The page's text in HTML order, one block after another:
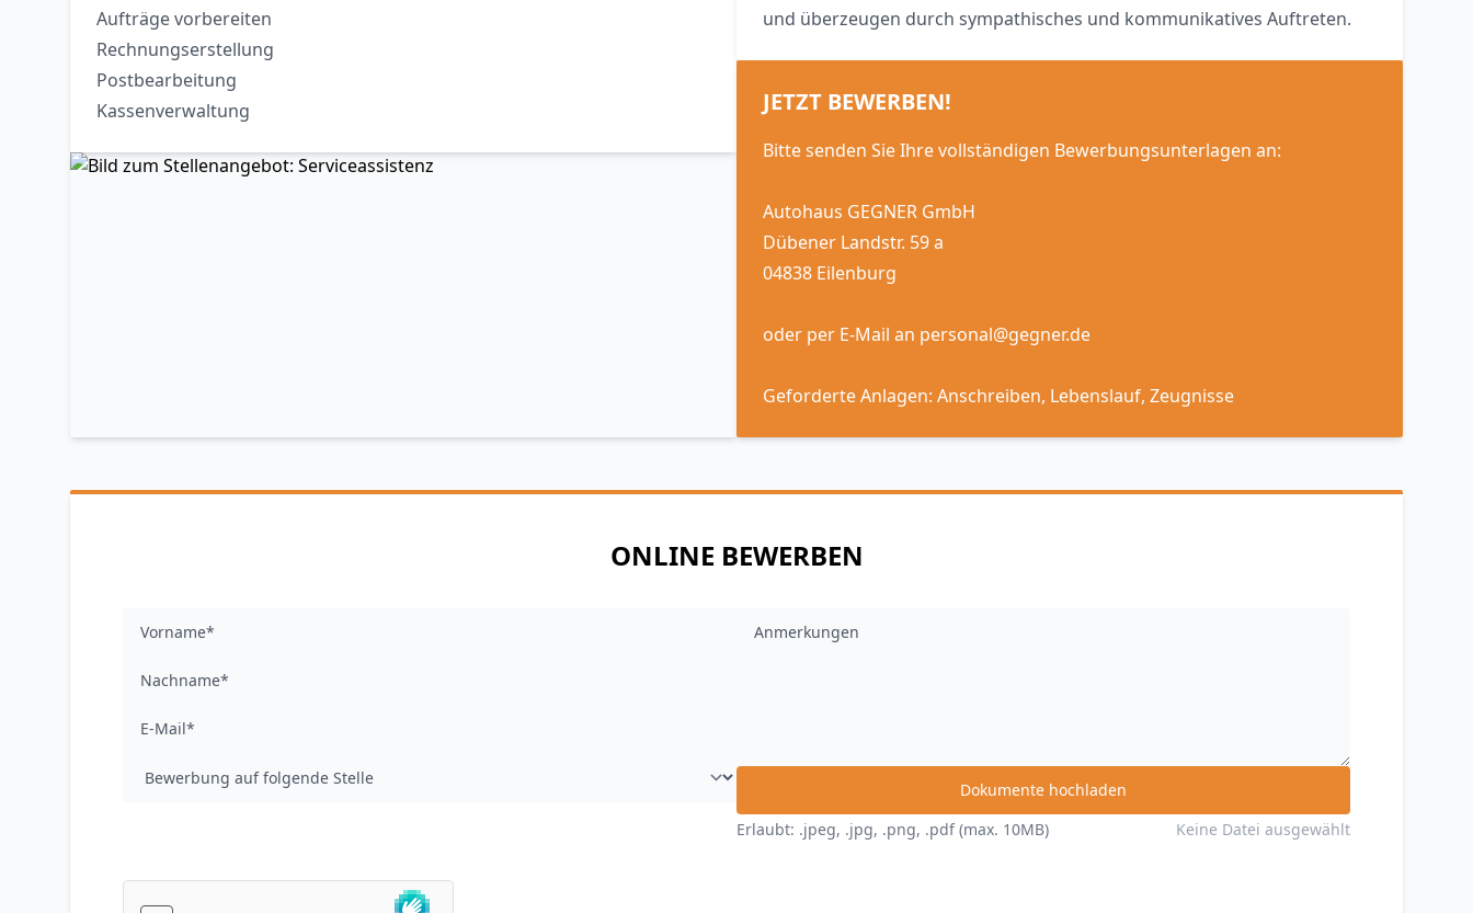
Aufträge vorbereiten
Rechnungserstellung
Postbearbeitung
Kassenverwaltung
und überzeugen durch sympathisches und kommunikatives Auftreten.
JETZT BEWERBEN!
Bitte senden Sie Ihre vollständigen Bewerbungsunterlagen an:
Autohaus GEGNER GmbH
Dübener Landstr. 59 a
04838 Eilenburg
oder per E-Mail an personal@gegner.de
Geforderte Anlagen: Anschreiben, Lebenslauf, Zeugnisse
ONLINE BEWERBEN
Nachname*
E-Mail*
Anmerkungen
Dokumente hochladen
Erlaubt: .jpeg, .jpg, .png, .pdf (max. 10MB)
Keine Datei ausgewählt